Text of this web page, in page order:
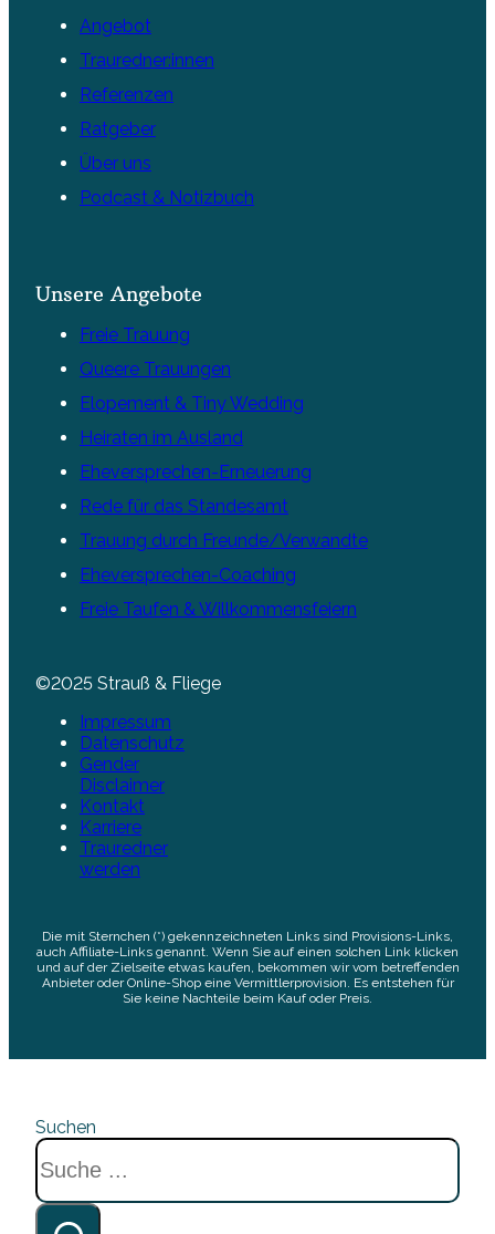
Angebot
Trauredner:innen
Referenzen
Ratgeber
Über uns
Podcast & Notizbuch
Unsere Angebote
Freie Trauung
Queere Trauungen
Elopement & Tiny Wedding
Heiraten im Ausland
Eheversprechen-Erneuerung
Rede für das Standesamt
Trauung durch Freunde/Verwandte
Eheversprechen-Coaching
Freie Taufen & Willkommensfeiern
©2025 Strauß & Fliege
Impressum
Datenschutz
Gender
Disclaimer
Kontakt
Karriere
Trauredner
werden
Die mit Sternchen (*) gekennzeichneten Links sind Provisions-Links,
auch Affiliate-Links genannt. Wenn Sie auf einen solchen Link klicken
und auf der Zielseite etwas kaufen, bekommen wir vom betreffenden
Anbieter oder Online-Shop eine Vermittlerprovision. Es entstehen für
Sie keine Nachteile beim Kauf oder Preis.
Suchen